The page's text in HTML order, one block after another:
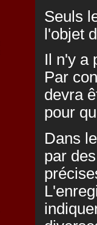
Seuls
l'objet
Il n'y a
Par
devra
pour
Dans
par